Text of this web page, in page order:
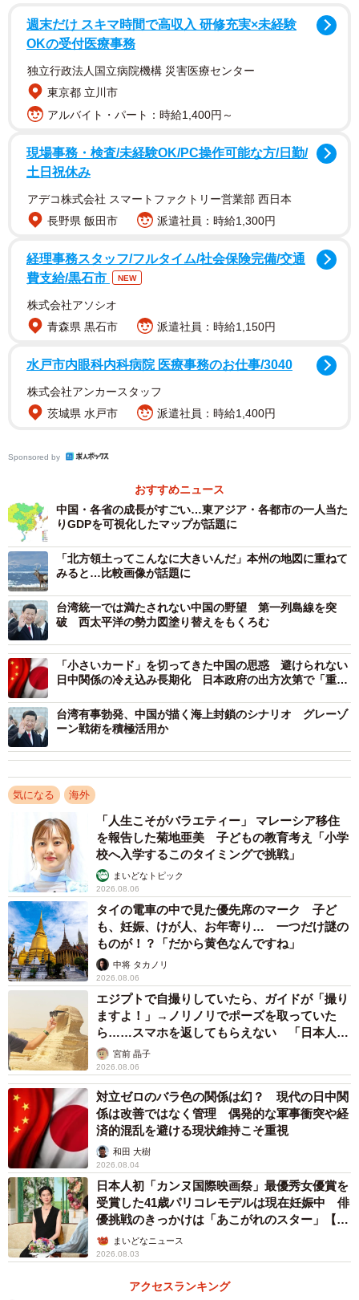
自由貿易体制を支える「守護神」のイメージ形成
中国がこの「スマートさ」を印象付けようとする背景に
は、現在の国際社会が直面している構造変化が存在する。
米国においてはトランプ政権が自国第一主義を掲げて保護
主義的な路線を推し進めており、これまで世界経済を支え
てきたグローバル経済や自由貿易の枠組みから背を向ける
姿勢を鮮明にしている。こうした米国の振る舞いは、同盟
因となっている。
これに対し、習近平政権は自国こそが自由貿易体制を支え
る「守護神」であるというイメージの形成に注力してき
た。今回の首脳会談においても、保護主義に傾倒する米国
と、国際協調を牽引する理性的でスマートな中国という対
比を意図的に作り出し、国際社会における道義的優位性を
確固たるものにしようとする狙いが色濃く反映されてい
習近平氏（新華社／共同通信イメージズ）
パワーバランスの転換を世界に誇示
さらに、中国側が今回の首脳会談で見せた立ち振る舞いに
は、対米関係におけるパワーバランスの転換を世界に向け
て誇示する意図が内包されていた。
トランプ政権下の米国は、既存の国際秩序を軽視する「現
状打破国」としての性質を強めている。中国はこのような
強硬な姿勢を見せる米国に対しても決してひるむことな
く、完全に対等な立場で堂々と渡り合う姿勢を貫き通し
た。米国の圧力に屈することなく、むしろ強靭かつ賢明に
振る舞うことは、国内における政権の求心力を高めると同
時に、米国と一歩も引かずに渡り合える大国としての威信
を示すための重要な外交戦略と言える。
米国の政策に対する諸外国の疑念が深まる現状は、中国に
とって自国の国際的な影響力を拡大するための絶好の好機
となっている。中国は米国との間で激しい対立を辞さない
毅然とした姿勢を見せつつも、その他の諸外国とは経済協
週末だけ スキマ時間で高収入 研修充実×未経験
OKの受付医療事務
独立行政法人国立病院機構 災害医療センター
東京都 立川市
アルバイト・パート：時給1,400円～
現場事務・検査/未経験OK/PC操作可能な方/日勤/
土日祝休み
アデコ株式会社 スマートファクトリー営業部 西日本
長野県 飯田市
派遣社員：時給1,300円
経理事務スタッフ/フルタイム/社会保険完備/交通
費支給/黒石市
NEW
株式会社アソシオ
青森県 黒石市
派遣社員：時給1,150円
水戸市内眼科内科病院 医療事務のお仕事/3040
株式会社アンカースタッフ
茨城県 水戸市
派遣社員：時給1,400円
Sponsored by
おすすめニュース
中国・各省の成長がすごい…東アジア・各都市の一人当た
りGDPを可視化したマップが話題に
「北方領土ってこんなに大きいんだ」本州の地図に重ねて
みると…比較画像が話題に
台湾統一では満たされない中国の野望 第一列島線を突
破 西太平洋の勢力図塗り替えをもくろむ
「小さいカード」を切ってきた中国の思惑 避けられない
日中関係の冷え込み長期化 日本政府の出方次第で「重い
台湾有事勃発、中国が描く海上封鎖のシナリオ グレーゾ
ーン戦術を積極活用か
気になる 海外
「人生こそがバラエティー」 マレーシア移住
を報告した菊地亜美 子どもの教育考え「小学
校へ入学するこのタイミングで挑戦」
まいどなトピック
2026.08.06
タイの電車の中で見た優先席のマーク 子ど
も、妊娠、けが人、お年寄り… 一つだけ謎の
ものが！？「だから黄色なんですね」
中将 タカノリ
2026.08.06
エジプトで自撮りしていたら、ガイドが「撮り
ますよ！」→ノリノリでポーズを取っていた
ら……スマホを返してもらえない 「日本人は
カモ代表かも」「私は6時間で3万円払った」
宮前 晶子
2026.08.06
対立ゼロのバラ色の関係は幻？ 現代の日中関
係は改善ではなく管理 偶発的な軍事衝突や経
済的混乱を避ける現状維持こそ重視
和田 大樹
2026.08.04
日本人初「カンヌ国際映画祭」最優秀女優賞を
受賞した41歳パリコレモデルは現在妊娠中 俳
優挑戦のきっかけは「あこがれのスター」【徹
子の部屋】
まいどなニュース
2026.08.03
アクセスランキング